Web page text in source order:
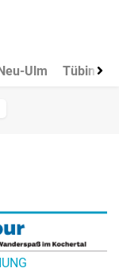
Neu-Ulm Tübingen